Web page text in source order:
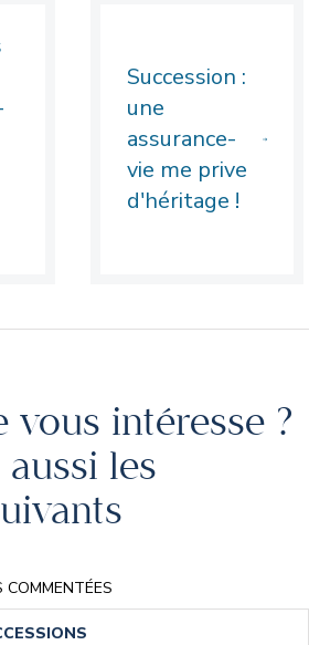
Succession :
une
assurance-
vie me prive
d'héritage !
vous intéresse ?
les
COMMENTÉES